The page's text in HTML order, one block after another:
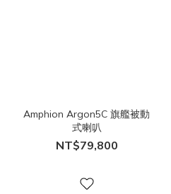
Amphion Argon5C 旗艦被動
式喇叭
NT$79,800